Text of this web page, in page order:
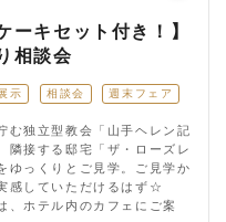
ーキセット付き！】
相談会
示 相談会 週末フェア
む独立型教会「山手ヘレン記
隣接する邸宅「ザ・ローズレ
ゆっくりとご見学。ご見学か
感していただけるはず☆
、ホテル内のカフェにご案